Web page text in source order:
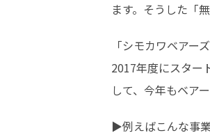
ます。そうした「
「シモカワベア
2017年度にスター
して、今年もベア
▶︎例えばこんな事